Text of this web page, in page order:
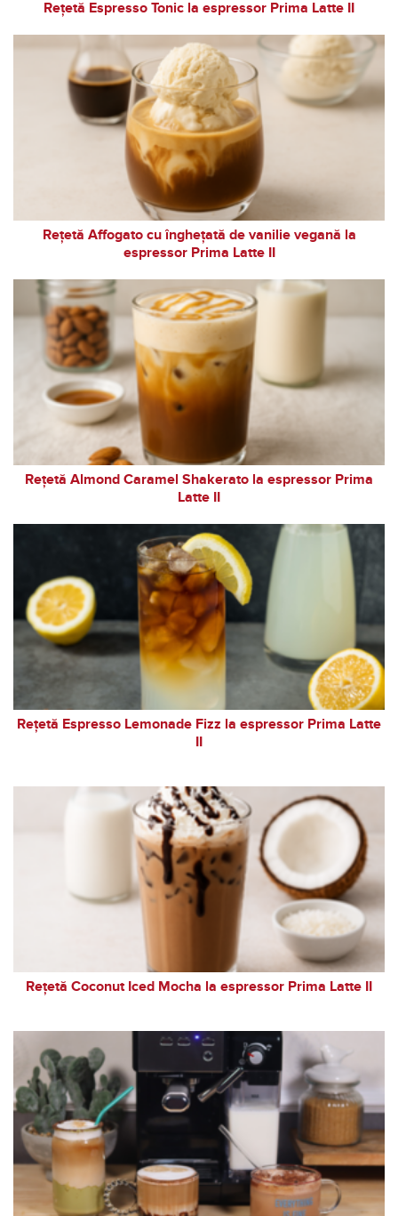
Rețetă Espresso Tonic la espressor Prima Latte II
Rețetă Affogato cu înghețată de vanilie vegană la
espressor Prima Latte II
Rețetă Almond Caramel Shakerato la espressor Prima
Latte II
Rețetă Espresso Lemonade Fizz la espressor Prima Latte
II
Rețetă Coconut Iced Mocha la espressor Prima Latte II